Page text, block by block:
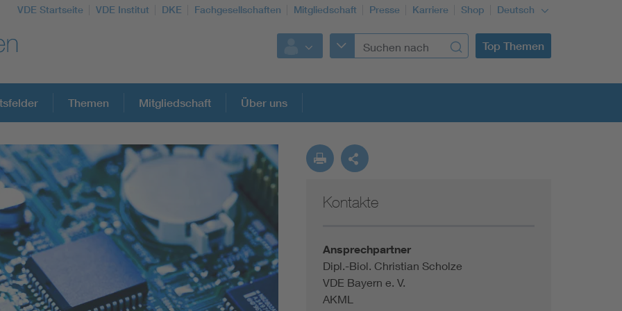
VDE Startseite VDE Institut DKE Fachgesellschaften Mitgliedschaft Presse Karriere Shop Deutsch
Top Themen
Weitere Themen
Assisted Living
Electromobility
Energy efficiency
Building Services Engineering
Information and communications technology ICT
Education + profession
Themen Mitgliedschaft Über uns
Kontakte
Ansprechpartner
Dipl.-Biol. Christian Scholze
VDE Bayern e. V.
AKML